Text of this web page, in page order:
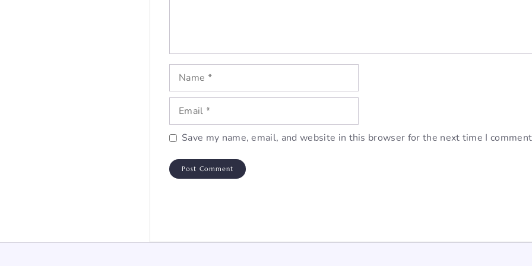
Name
Email
Save my name, email, and website in this browser for the next time I